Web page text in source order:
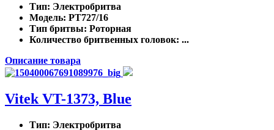
Тип: Электробритва
Модель: PT727/16
Тип бритвы: Роторная
Количество бритвенных головок: ...
Описание товара
Vitek VT-1373, Blue
Тип: Электробритва